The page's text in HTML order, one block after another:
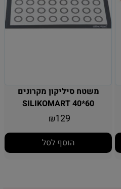
משטח סיליקון מקרונים
SILIKOMART 40*60
₪129
הוסף לסל